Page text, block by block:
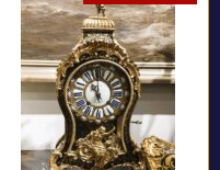
ZOBACZ PRODUKT